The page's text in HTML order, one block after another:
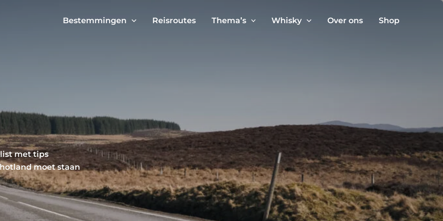
Bestemmingen Reisroutes Thema’s Whisky Over ons Shop
met tips
d moet staan